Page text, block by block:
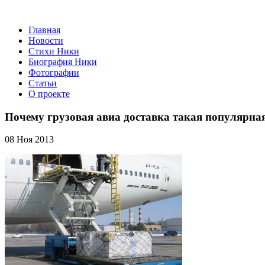
Главная
Новости
Стихи Ники
Биография Ники
Фотографии
Статьи
О проекте
Почему грузовая авиа доставка такая
08 Ноя 2013